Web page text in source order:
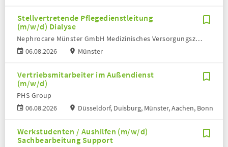
Stellvertretende Pflegedienstleitung
(m/w/d) Dialyse
06.08.2026
Nephrocare Münster GmbH Medizinisches Versorgungszentrum
Münster
Vertriebsmitarbeiter im Außendienst
(m/w/d)
06.08.2026
PHS Group
Düsseldorf, Duisburg, Münster, Aachen, Bonn
Werkstudenten / Aushilfen (m/w/d)
Sachbearbeitung Support